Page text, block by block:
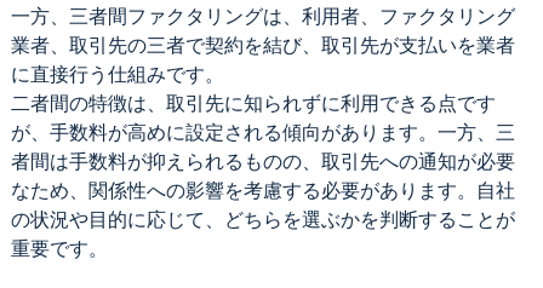
一方、三者間ファクタリングは、利用者、ファクタリング
業者、取引先の三者で契約を結び、取引先が支払いを業者
に直接行う仕組みです。
二者間の特徴は、取引先に知られずに利用できる点です
が、手数料が高めに設定される傾向があります。一方、三
者間は手数料が抑えられるものの、取引先への通知が必要
なため、関係性への影響を考慮する必要があります。自社
の状況や目的に応じて、どちらを選ぶかを判断することが
重要です。